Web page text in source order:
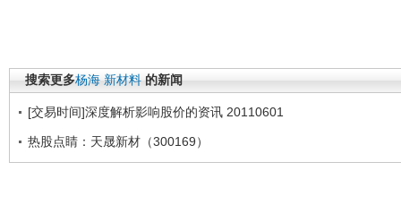
搜索更多杨海 新材料 的新闻
[交易时间]深度解析影响股价的资讯 20110601
热股点睛：天晟新材（300169）